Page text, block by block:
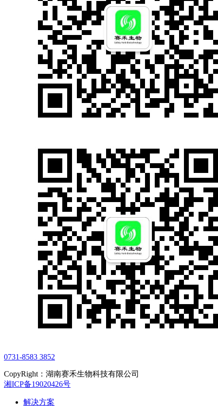
0731-8583 3852
CopyRight：湖南赛禾生物科技有限公司
湘ICP备19020426号
解决方案